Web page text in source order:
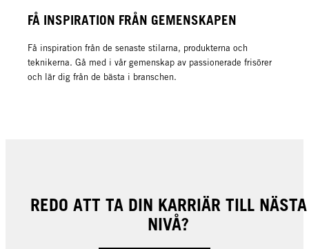
FÅ INSPIRATION FRÅN GEMENSKAPEN
Få inspiration från de senaste stilarna, produkterna och
teknikerna. Gå med i vår gemenskap av passionerade frisörer
och lär dig från de bästa i branschen.
REDO ATT TA DIN KARRIÄR TILL NÄSTA
NIVÅ?